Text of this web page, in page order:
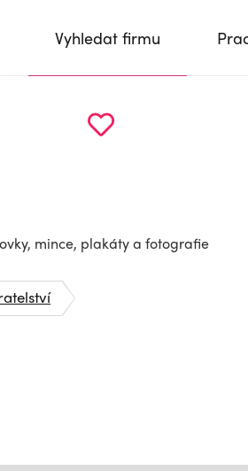
Vyhledat firmu
mince, plakáty a fotografie